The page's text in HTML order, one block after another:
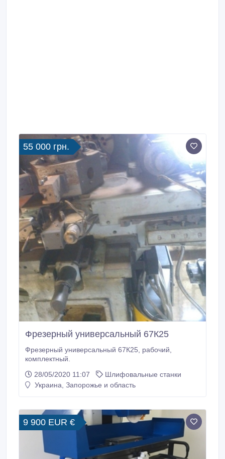
55 000 грн.
Фрезерный универсальный 67К25
Фрезерный универсальный 67К25, рабочий,
комплектный.
28/05/2020 11:07
Шлифовальные станки
Украина, Запорожье и область
9 900 EUR €